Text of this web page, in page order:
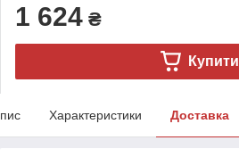
1 624 ₴
Купити
Характеристики Доставка